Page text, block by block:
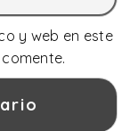
y web en este